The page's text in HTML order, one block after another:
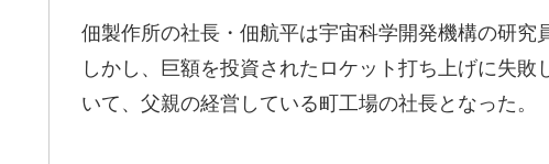
佃製作所の社長・佃航平は宇宙科学開発機構の研究
しかし、巨額を投資されたロケット打ち上げに失
いて、父親の経営している町工場の社長となった。